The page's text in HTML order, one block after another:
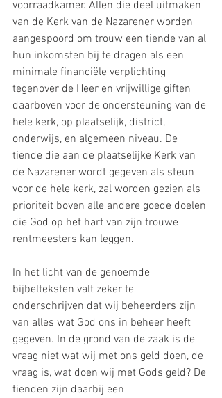
voorraadkamer. Allen die deel uitmaken
van de Kerk van de Nazarener worden
aangespoord om trouw een tiende van al
hun inkomsten bij te dragen als een
minimale financiële verplichting
tegenover de Heer en vrijwillige giften
daarboven voor de ondersteuning van de
hele kerk, op plaatselijk, district,
onderwijs, en algemeen niveau. De
tiende die aan de plaatselijke Kerk van
de Nazarener wordt gegeven als steun
voor de hele kerk, zal worden gezien als
prioriteit boven alle andere goede doelen
die God op het hart van zijn trouwe
rentmeesters kan leggen.
In het licht van de genoemde
bijbelteksten valt zeker te
onderschrijven dat wij beheerders zijn
van alles wat God ons in beheer heeft
gegeven. In de grond van de zaak is de
vraag niet wat wij met ons geld doen, de
vraag is, wat doen wij met Gods geld? De
tienden zijn daarbij een